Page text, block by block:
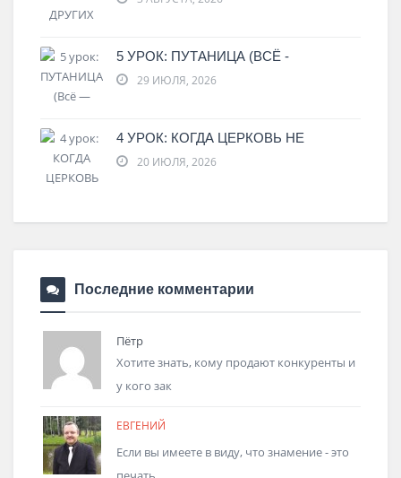
5 УРОК: ПУТАНИЦА (ВСЁ -
29 ИЮЛЯ, 2026
4 УРОК: КОГДА ЦЕРКОВЬ НЕ
20 ИЮЛЯ, 2026
Последние комментарии
Пётр
Хотите знать, кому продают конкуренты и
у кого зак
ЕВГЕНИЙ
Если вы имеете в виду, что знамение - это